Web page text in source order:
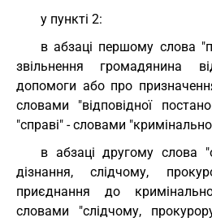
у пункті 2:
в абзаці першому слова
звільнення громадянина
допомоги або про
словами "відповідної
"справі" - словами
в абзаці другому слова
дізнання, слідчому,
приєднання до
словами "слідчому,